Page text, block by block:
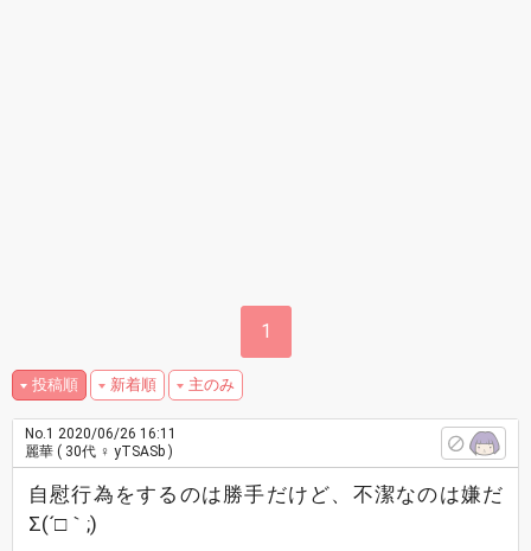
1
投稿順 新着順 主のみ
No.1 2020/06/26 16:11
麗華 ( 30代 ♀ yTSASb )
自慰行為をするのは勝手だけど、不潔なのは嫌だ
Σ(´□｀;)